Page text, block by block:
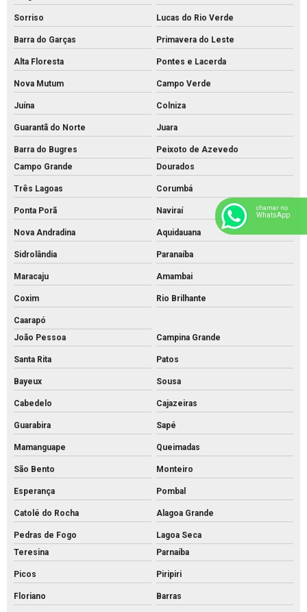
Sorriso Lucas do Rio Verde
Barra do Garças Primavera do Leste
Alta Floresta Pontes e Lacerda
Nova Mutum Campo Verde
Juína Colniza
Guarantã do Norte Juara
Barra do Bugres
Peixoto de Azevedo
Campo Grande
Dourados
Três Lagoas Corumbá
Ponta Porã Naviraí
Nova Andradina Aquidauana
Sidrolândia Paranaíba
Maracaju Amambai
Coxim Rio Brilhante
Caarapó
João Pessoa
Campina Grande
Santa Rita Patos
Bayeux Sousa
Cabedelo Cajazeiras
Guarabira Sapé
Mamanguape Queimadas
São Bento Monteiro
Esperança Pombal
Catolé do Rocha Alagoa Grande
Pedras de Fogo
Lagoa Seca
Teresina
Parnaíba
Picos Piripiri
Floriano Barras
chamar no
WhatsApp